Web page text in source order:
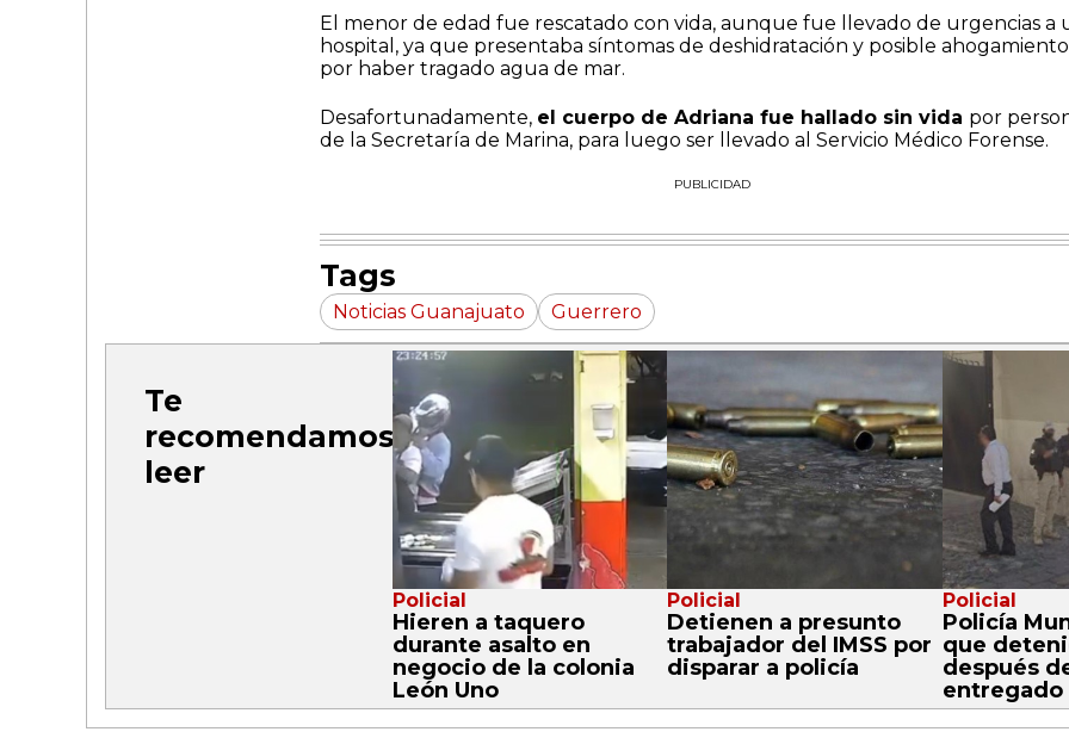
El menor de edad fue rescatado con vida, aunque fue llevado de urgencias a
hospital, ya que presentaba síntomas de deshidratación y posible
por haber tragado agua de mar.
Desafortunadamente, el cuerpo de Adriana fue hallado sin vida por
de la Secretaría de Marina, para luego ser llevado al Servicio Médico Forense.
PUBLICIDAD
Tags
Noticias Guanajuato Guerrero
Te
recomendamos
leer
Policial
Hieren a taquero
durante asalto en
negocio de la colonia
León Uno
Policial
Detienen a presunto
trabajador del IMSS por
disparar a policía
Policial
Policía
que
después
entregado